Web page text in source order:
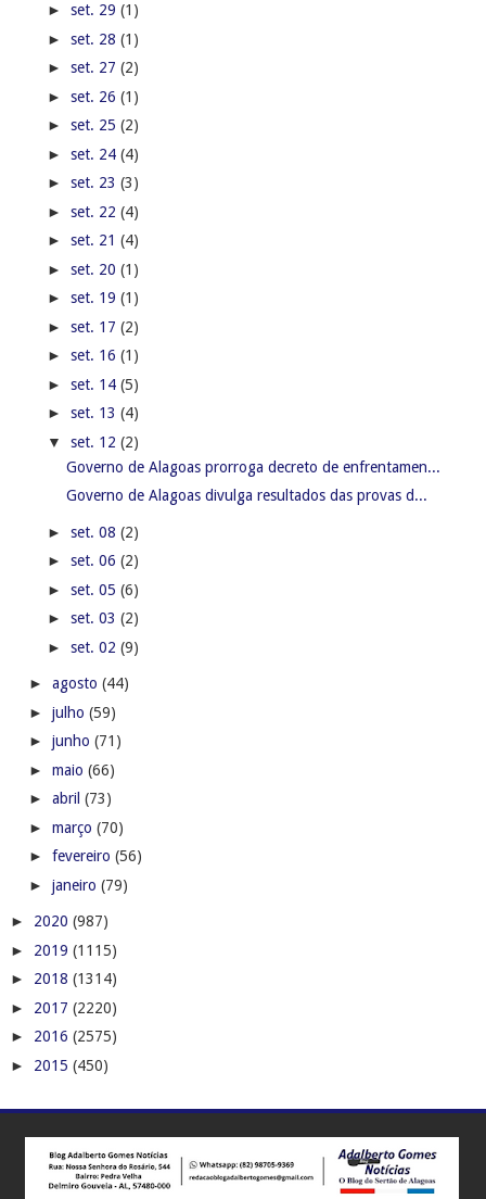
► set. 29 (1)
► set. 28 (1)
► set. 27 (2)
► set. 26 (1)
► set. 25 (2)
► set. 24 (4)
► set. 23 (3)
► set. 22 (4)
► set. 21 (4)
► set. 20 (1)
► set. 19 (1)
► set. 17 (2)
► set. 16 (1)
► set. 14 (5)
► set. 13 (4)
▼ set. 12 (2)
Governo de Alagoas prorroga decreto de enfrentamen...
Governo de Alagoas divulga resultados das provas d...
► set. 08 (2)
► set. 06 (2)
► set. 05 (6)
► set. 03 (2)
► set. 02 (9)
► agosto (44)
► julho (59)
► junho (71)
► maio (66)
► abril (73)
► março (70)
► fevereiro (56)
► janeiro (79)
► 2020 (987)
► 2019 (1115)
► 2018 (1314)
► 2017 (2220)
► 2016 (2575)
► 2015 (450)